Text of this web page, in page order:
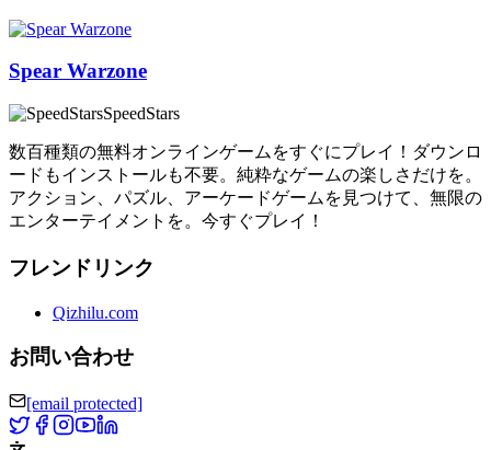
Spear Warzone
SpeedStars
数百種類の無料オンラインゲームをすぐにプレイ！ダウンロ
ードもインストールも不要。純粋なゲームの楽しさだけを。
アクション、パズル、アーケードゲームを見つけて、無限の
エンターテイメントを。今すぐプレイ！
フレンドリンク
Qizhilu.com
お問い合わせ
[email protected]